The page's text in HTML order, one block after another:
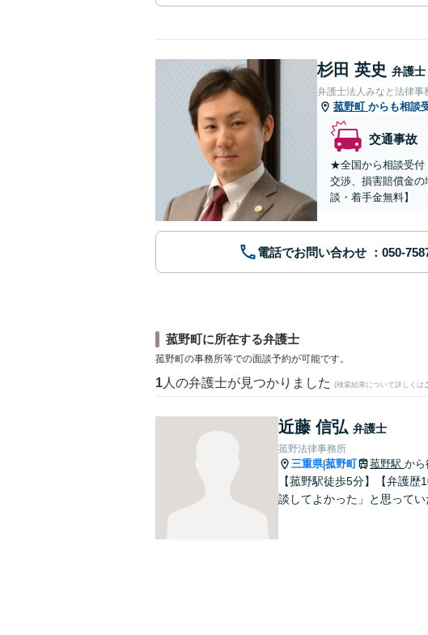
杉田 英史 弁護士
弁護士法人みなと法律事
菰野町 からも相談
交通事故
★全国から相談受付
交渉、損害賠償金
談・着手金無料】
電話でお問い合わせ
菰野町に所在する弁護士
菰野町の事務所等での面談予約が可能です。
1 人の弁護士が見つかりました (検索結果について詳しくは
近藤 信弘 弁護士
菰野法律事務所
三重県|菰野町 菰野駅 から
【菰野駅徒歩5分】【弁護
談してよかった」と思って